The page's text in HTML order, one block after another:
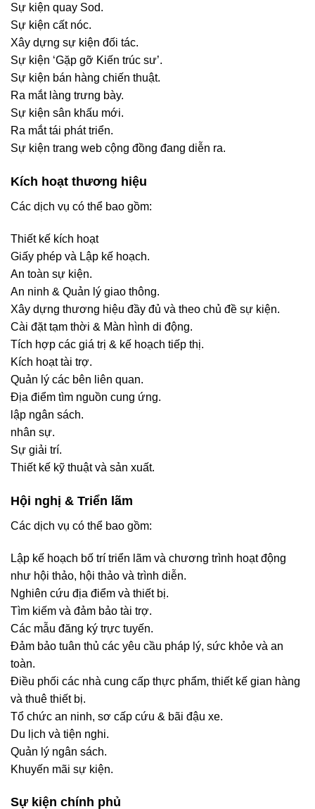
Sự kiện quay Sod.
Sự kiện cất nóc.
Xây dựng sự kiện đối tác.
Sự kiện ‘Gặp gỡ Kiến trúc sư’.
Sự kiện bán hàng chiến thuật.
Ra mắt làng trưng bày.
Sự kiện sân khấu mới.
Ra mắt tái phát triển.
Sự kiện trang web cộng đồng đang diễn ra.
Kích hoạt thương hiệu
Các dịch vụ có thể bao gồm:
Thiết kế kích hoạt
Giấy phép và Lập kế hoạch.
An toàn sự kiện.
An ninh & Quản lý giao thông.
Xây dựng thương hiệu đầy đủ và theo chủ đề sự kiện.
Cài đặt tạm thời & Màn hình di động.
Tích hợp các giá trị & kế hoạch tiếp thị.
Kích hoạt tài trợ.
Quản lý các bên liên quan.
Địa điểm tìm nguồn cung ứng.
lập ngân sách.
nhân sự.
Sự giải trí.
Thiết kế kỹ thuật và sản xuất.
Hội nghị & Triển lãm
Các dịch vụ có thể bao gồm:
Lập kế hoạch bố trí triển lãm và chương trình hoạt động
như hội thảo, hội thảo và trình diễn.
Nghiên cứu địa điểm và thiết bị.
Tìm kiếm và đảm bảo tài trợ.
Các mẫu đăng ký trực tuyến.
Đảm bảo tuân thủ các yêu cầu pháp lý, sức khỏe và an
toàn.
Điều phối các nhà cung cấp thực phẩm, thiết kế gian hàng
và thuê thiết bị.
Tổ chức an ninh, sơ cấp cứu & bãi đậu xe.
Du lịch và tiện nghi.
Quản lý ngân sách.
Khuyến mãi sự kiện.
Sự kiện chính phủ